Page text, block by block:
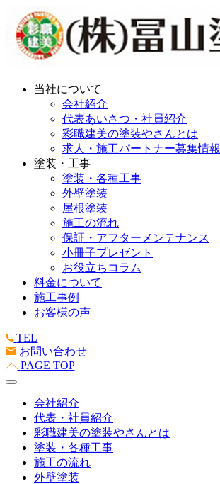
当社について
会社紹介
代表あいさつ・社員紹介
彩職建美の塗装やさんとは
求人・施工パートナー募集情報
塗装・工事
塗装・各種工事
外壁塗装
屋根塗装
施工の流れ
保証・アフターメンテナンス
小冊子プレゼント
お役立ちコラム
料金について
施工事例
お客様の声
TEL
お問い合わせ
PAGE TOP
会社紹介
代表・社員紹介
彩職建美の塗装やさんとは
塗装・各種工事
施工の流れ
外壁塗装